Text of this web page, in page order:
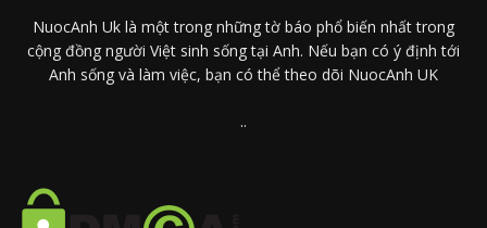
NuocAnh Uk là một trong những tờ báo phổ biến nhất trong
cộng đồng người Việt sinh sống tại Anh. Nếu bạn có ý định tới
Anh sống và làm việc, bạn có thể theo dõi NuocAnh UK
..